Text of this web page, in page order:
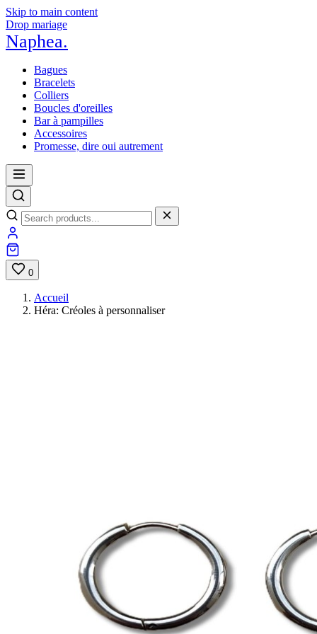
Skip to main content
Drop mariage
Naphea.
Bagues
Bracelets
Colliers
Boucles d'oreilles
Bar à pampilles
Accessoires
Promesse, dire oui autrement
0
Accueil
Héra: Créoles à personnaliser